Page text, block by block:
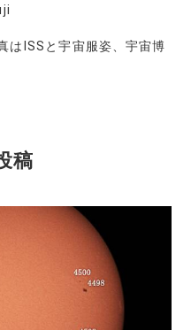
はISSと宇宙服姿、宇宙博
稿